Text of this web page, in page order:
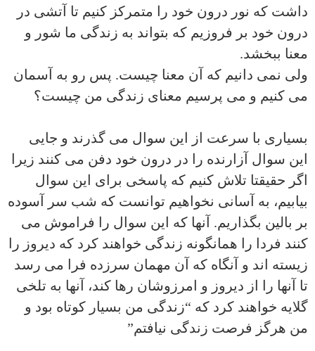
داشت که نور درون خود را متمرکز کنیم تا آتشی در
درون خود بر فروزیم که بتواند به زندگی ما شور و
معنا ببخشد.
ولی نمی دانیم که آن معنا چیست. پس رو به آسمان
می کنیم و می پرسیم معنای زندگی من چیست؟
بسیاری با سرعت از این سوال می گذرند و جایی
این سوال آزارنده را در درون خود دفن می کنند زیرا
اگر حقیقتا تلاش کنیم که پاسخی برای این سوال
بیابیم، به آسانی نخواهیم توانست که شب سر آسوده
بر بالین بگذاریم. آنها که این سوال را فراموش می
کنند فردا را همانگونه زندگی خواهند کرد که دیروز را
زیسته اند و آنگاه که آن مهمان سرزده فرا می رسد
تا آنها را از دیروز و امرزوشان رها کند، آنها به تلخی
گلایه خواهند کرد که “زندگی من بسیار کوتاه بود و
من هرگز فرصت زندگی نیافتم”